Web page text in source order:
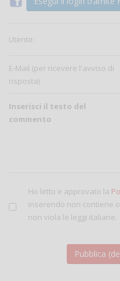
Utente:
E-Mail (per ricevere l'avviso di
risposta)
Inserisci il testo del
commento
Ho letto e approvato la
inserendo non contiene
non viola le leggi italiane.